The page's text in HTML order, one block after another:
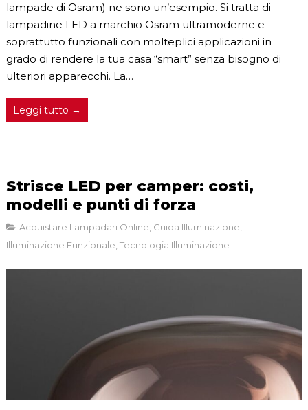
lampade di Osram) ne sono un’esempio. Si tratta di
lampadine LED a marchio Osram ultramoderne e
soprattutto funzionali con molteplici applicazioni in
grado di rendere la tua casa “smart” senza bisogno di
ulteriori apparecchi. La…
Leggi tutto →
Strisce LED per camper: costi,
modelli e punti di forza
Acquistare Lampadari Online Guida Illuminazione
Illuminazione Funzionale Tecnologia Illuminazione